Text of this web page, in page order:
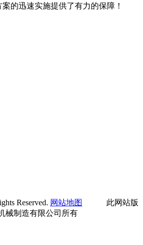
的迅速实施提供了有力的保障！
Reserved. 网站地图
此网站版
械制造有限公司所有